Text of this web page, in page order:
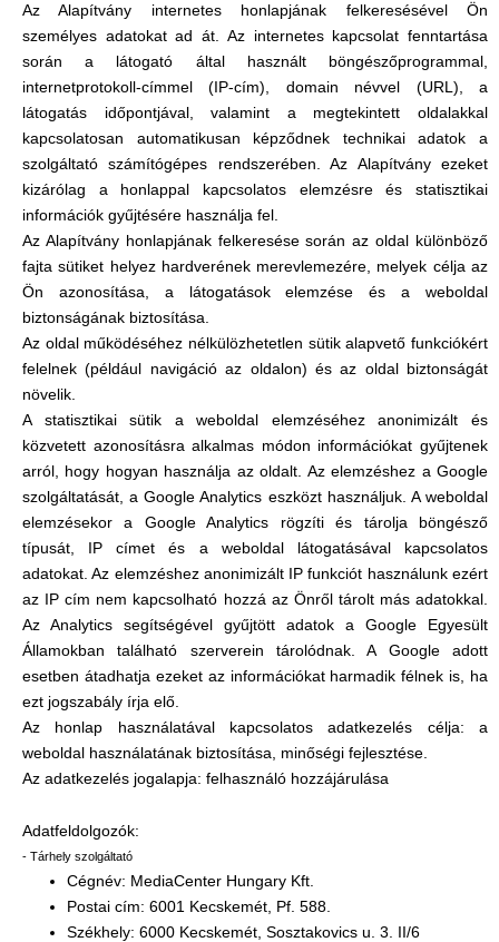
Az Alapítvány internetes honlapjának felkeresésével Ön
személyes adatokat ad át. Az internetes kapcsolat fenntartása
során a látogató által használt böngészőprogrammal,
internetprotokoll-címmel (IP-cím), domain névvel (URL), a
látogatás időpontjával, valamint a megtekintett oldalakkal
kapcsolatosan automatikusan képződnek technikai adatok a
szolgáltató számítógépes rendszerében. Az Alapítvány ezeket
kizárólag a honlappal kapcsolatos elemzésre és statisztikai
információk gyűjtésére használja fel.
Az Alapítvány honlapjának felkeresése során az oldal különböző
fajta sütiket helyez hardverének merevlemezére, melyek célja az
Ön azonosítása, a látogatások elemzése és a weboldal
biztonságának biztosítása.
Az oldal működéséhez nélkülözhetetlen sütik alapvető funkciókért
felelnek (például navigáció az oldalon) és az oldal biztonságát
növelik.
A statisztikai sütik a weboldal elemzéséhez anonimizált és
közvetett azonosításra alkalmas módon információkat gyűjtenek
arról, hogy hogyan használja az oldalt. Az elemzéshez a Google
szolgáltatását, a Google Analytics eszközt használjuk. A weboldal
elemzésekor a Google Analytics rögzíti és tárolja böngésző
típusát, IP címet és a weboldal látogatásával kapcsolatos
adatokat. Az elemzéshez anonimizált IP funkciót használunk ezért
az IP cím nem kapcsolható hozzá az Önről tárolt más adatokkal.
Az Analytics segítségével gyűjtött adatok a Google Egyesült
Államokban található szerverein tárolódnak. A Google adott
esetben átadhatja ezeket az információkat harmadik félnek is, ha
ezt jogszabály írja elő.
Az honlap használatával kapcsolatos adatkezelés célja: a
weboldal használatának biztosítása, minőségi fejlesztése.
Az adatkezelés jogalapja: felhasználó hozzájárulása
Adatfeldolgozók:
- Tárhely szolgáltató
Cégnév: MediaCenter Hungary Kft.
Postai cím: 6001 Kecskemét, Pf. 588.
Székhely: 6000 Kecskemét, Sosztakovics u. 3. II/6